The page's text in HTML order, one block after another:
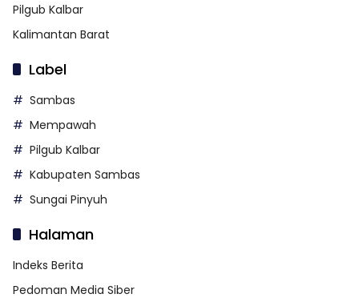
Pilgub Kalbar
Kalimantan Barat
Label
Sambas
Mempawah
Pilgub Kalbar
Kabupaten Sambas
Sungai Pinyuh
Halaman
Indeks Berita
Pedoman Media Siber